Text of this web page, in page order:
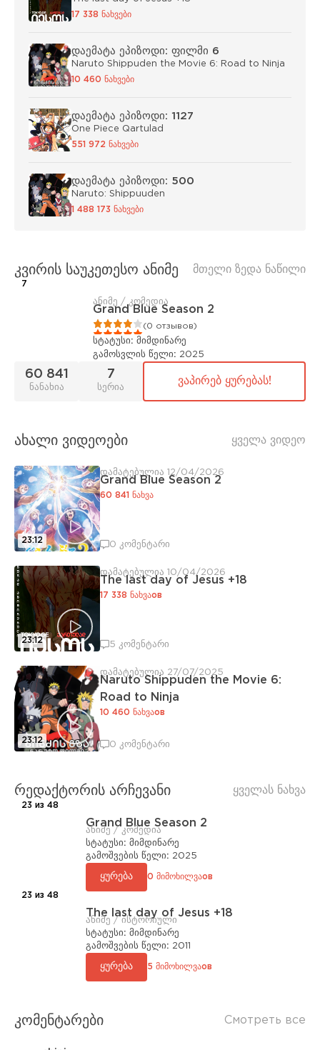
17 338 ნახვები
დაემატა ეპიზოდი: ფილმი 6
Naruto Shippuden the Movie 6: Road to Ninja
10 460 ნახვები
დაემატა ეპიზოდი: 1127
One Piece Qartulad
551 972 ნახვები
დაემატა ეპიზოდი: 500
Naruto: Shippuuden
1 488 173 ნახვები
კვირის საუკეთესო ანიმე მთელი ზედა ნაწილი
7
ანიმე / კომედია
Grand Blue Season 2
(0 отзывов)
სტატუსი: მიმდინარე
გამოსვლის წელი: 2025
60 841
ნანახია
7
სერია
ვაპირებ ყურებას!
ახალი ვიდეოები ყველა ვიდეო
23:12
დამატებულია 12/04/2026
Grand Blue Season 2
60 841 ნახვა
0 კომენტარი
23:12
დამატებულია 10/04/2026
The last day of Jesus +18
17 338 ნახვაов
5 კომენტარი
23:12
დამატებულია 27/07/2025
Naruto Shippuden the Movie 6:
Road to Ninja
10 460 ნახვაов
0 კომენტარი
რედაქტორის არჩევანი ყველას ნახვა
23 из 48
Grand Blue Season 2
ანიმე / კომედია
სტატუსი: მიმდინარე
გამოშვების წელი: 2025
ყურება 0 მიმოხილვაов
23 из 48
The last day of Jesus +18
ანიმე / ისტორიული
სტატუსი: მიმდინარე
გამოშვების წელი: 2011
ყურება 5 მიმოხილვაов
კომენტარები Смотреть все